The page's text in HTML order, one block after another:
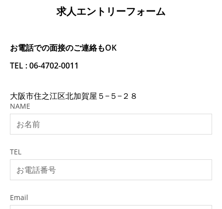
求人エントリーフォーム
お電話での面接のご連絡もOK
TEL : 06-4702-0011
大阪市住之江区北加賀屋５−５−２８
NAME
TEL
Email